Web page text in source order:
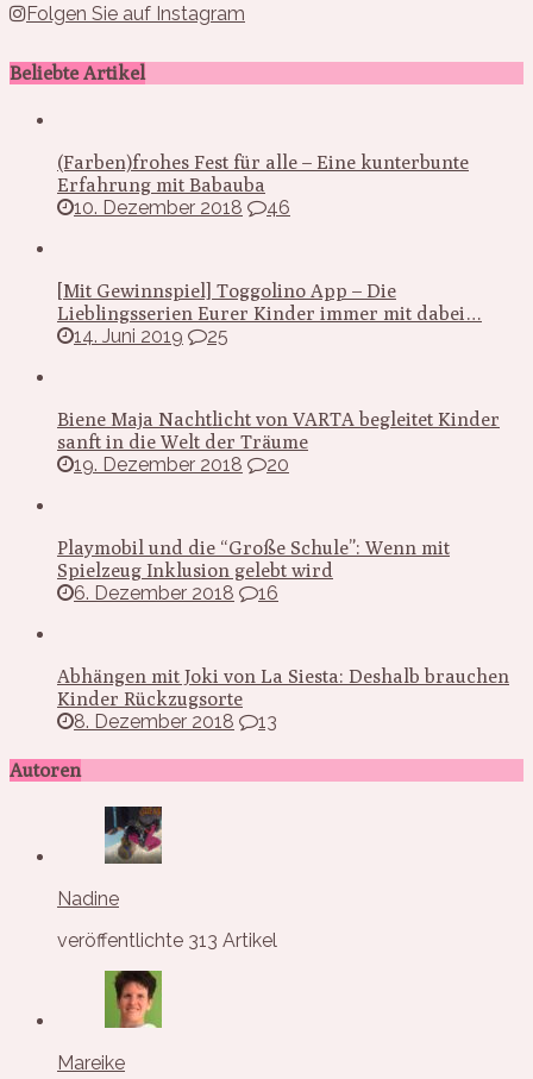
Folgen Sie auf Instagram
Beliebte Artikel
(Farben)frohes Fest für alle – Eine kunterbunte
Erfahrung mit Babauba
10. Dezember 2018
46
[Mit Gewinnspiel] Toggolino App – Die
Lieblingsserien Eurer Kinder immer mit dabei…
14. Juni 2019
25
Biene Maja Nachtlicht von VARTA begleitet Kinder
sanft in die Welt der Träume
19. Dezember 2018
20
Playmobil und die “Große Schule”: Wenn mit
Spielzeug Inklusion gelebt wird
6. Dezember 2018
16
Abhängen mit Joki von La Siesta: Deshalb brauchen
Kinder Rückzugsorte
8. Dezember 2018
13
Autoren
Nadine
veröffentlichte 313 Artikel
Mareike